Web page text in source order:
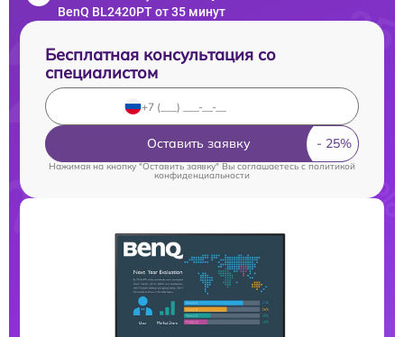
BenQ BL2420PT от 35 минут
Бесплатная консультация со
специалистом
Оставить заявку
Нажимая на кнопку "Оставить заявку" Вы соглашаетесь cполитикой
конфиденциальности